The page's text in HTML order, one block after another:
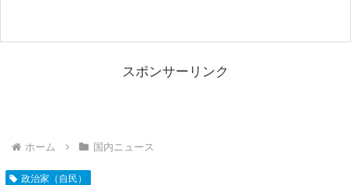
スポンサーリンク
ホーム 国内ニュース
政治家（自民）